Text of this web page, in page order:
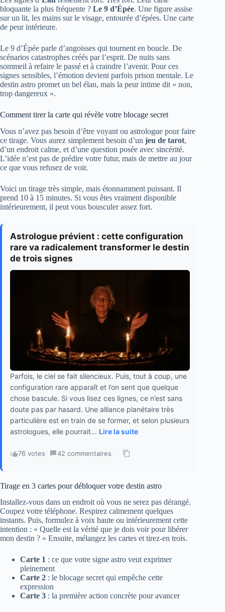
bloquante la plus fréquente ? Le 9 d’Épée. Une figure assise
sur un lit, les mains sur le visage, entourée d’épées. Une carte
de peur intérieure.
Le 9 d’Épée parle d’angoisses qui tournent en boucle. De
scénarios catastrophes créés par l’esprit. De nuits sans
sommeil à refaire le passé et à craindre l’avenir. Pour ces
signes sensibles, l’émotion devient parfois prison mentale. Le
destin astro promet un bel élan, mais la peur intime dit « non,
trop dangereux ».
Comment tirer la carte qui révèle votre blocage secret
Vous n’avez pas besoin d’être voyant ou astrologue pour faire
ce tirage. Vous aurez simplement besoin d’un jeu de tarot,
d’un endroit calme, et d’une question posée avec sincérité.
L’idée n’est pas de prédire votre futur, mais de mettre au jour
ce que vous refusez de voir.
Voici un tirage très simple, mais étonnamment puissant. Il
prend 10 à 15 minutes. Si vous êtes vraiment disponible
intérieurement, il peut vous bousculer assez fort.
Astrologue prévient : cette configuration
rare va radicalement transformer le destin
de trois signes
Parfois, le ciel se fait silencieux. Puis, tout à coup, une
configuration rare apparaît et l’on sent que quelque
chose bascule. Si vous lisez ces lignes, ce n’est sans
doute pas par hasard. Une alliance planétaire très
particulière est en train de se former, et selon plusieurs
astrologues, elle pourrait... Lire la suite
76 votes · 42 commentaires ·
Tirage en 3 cartes pour débloquer votre destin astro
Installez-vous dans un endroit où vous ne serez pas dérangé.
Coupez votre téléphone. Respirez calmement quelques
instants. Puis, formulez à voix haute ou intérieurement cette
intention : « Quelle est la vérité que je dois voir pour libérer
mon destin ? » Ensuite, mélangez les cartes et tirez‑en trois.
Carte 1 : ce que votre signe astro veut exprimer
pleinement
Carte 2 : le blocage secret qui empêche cette
expression
Carte 3 : la première action concrète pour avancer